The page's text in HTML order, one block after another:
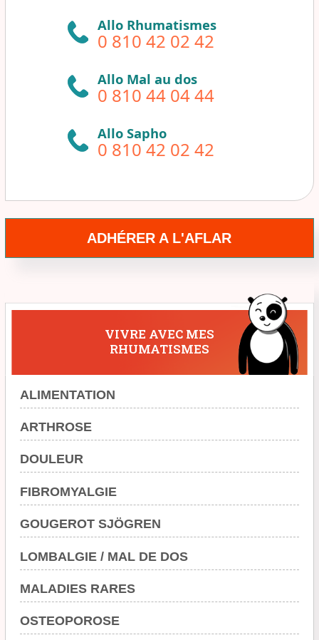
Allo Rhumatismes
0 810 42 02 42
Allo Mal au dos
0 810 44 04 44
Allo Sapho
0 810 42 02 42
ADHÉRER A L'AFLAR
VIVRE AVEC MES
RHUMATISMES
ALIMENTATION
ARTHROSE
DOULEUR
FIBROMYALGIE
GOUGEROT SJÖGREN
LOMBALGIE / MAL DE DOS
MALADIES RARES
OSTEOPOROSE